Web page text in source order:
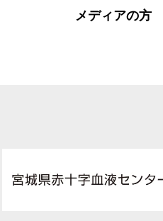
メディアの方